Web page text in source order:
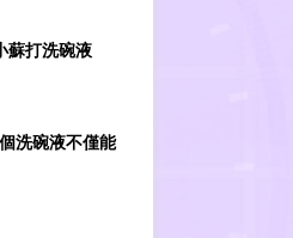
蘇打洗碗液
洗碗液不僅能